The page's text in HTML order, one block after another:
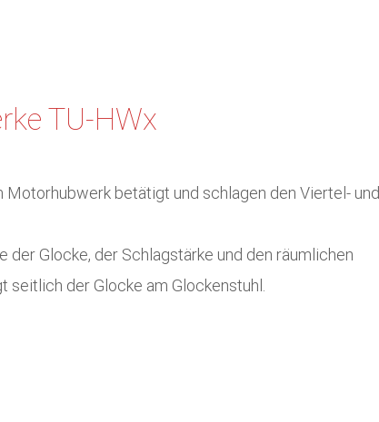
TU-HWx
betätigt und schlagen den Viertel- und
der Glocke, der Schlagstärke und den räumlichen
der Glocke am Glockenstuhl.